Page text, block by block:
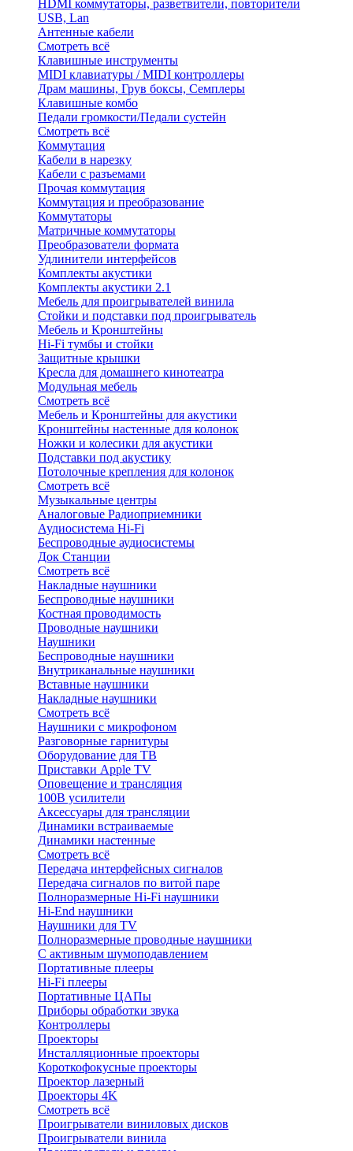
HDMI коммутаторы, разветвители, повторители
USB, Lan
Антенные кабели
Смотреть всё
Клавишные инструменты
MIDI клавиатуры / MIDI контроллеры
Драм машины, Грув боксы, Семплеры
Клавишные комбо
Педали громкости/Педали сустейн
Смотреть всё
Коммутация
Кабели в нарезку
Кабели с разъемами
Прочая коммутация
Коммутация и преобразование
Коммутаторы
Матричные коммутаторы
Преобразователи формата
Удлинители интерфейсов
Комплекты акустики
Комплекты акустики 2.1
Мебель для проигрывателей винила
Стойки и подставки под проигрыватель
Мебель и Кронштейны
Hi-Fi тумбы и стойки
Защитные крышки
Кресла для домашнего кинотеатра
Модульная мебель
Смотреть всё
Мебель и Кронштейны для акустики
Кронштейны настенные для колонок
Ножки и колесики для акустики
Подставки под акустику
Потолочные крепления для колонок
Смотреть всё
Музыкальные центры
Аналоговые Радиоприемники
Аудиосистема Hi-Fi
Беспроводные аудиосистемы
Док Станции
Смотреть всё
Накладные наушники
Беспроводные наушники
Костная проводимость
Проводные наушники
Наушники
Беспроводные наушники
Внутриканальные наушники
Вставные наушники
Накладные наушники
Смотреть всё
Наушники с микрофоном
Разговорные гарнитуры
Оборудование для ТВ
Приставки Apple TV
Оповещение и трансляция
100В усилители
Аксессуары для трансляции
Динамики встраиваемые
Динамики настенные
Смотреть всё
Передача интерфейсных сигналов
Передача сигналов по витой паре
Полноразмерные Hi-Fi наушники
Hi-End наушники
Наушники для TV
Полноразмерные проводные наушники
С активным шумоподавлением
Портативные плееры
Hi-Fi плееры
Портативные ЦАПы
Приборы обработки звука
Контроллеры
Проекторы
Инсталляционные проекторы
Короткофокусные проекторы
Проектор лазерный
Проекторы 4K
Смотреть всё
Проигрыватели виниловых дисков
Проигрыватели винила